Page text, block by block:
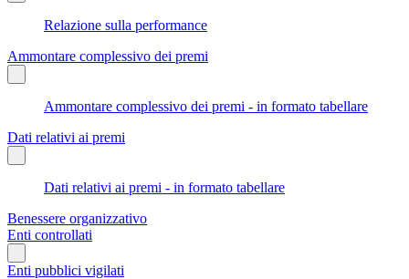
Relazione sulla performance
Ammontare complessivo dei premi
Ammontare complessivo dei premi - in formato tabellare
Dati relativi ai premi
Dati relativi ai premi - in formato tabellare
Benessere organizzativo
Enti controllati
Enti pubblici vigilati